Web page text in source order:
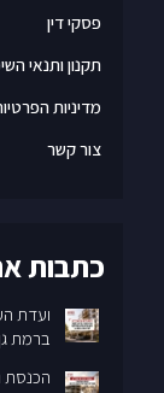
פסקי דין
תקנון ותנאי
מדיניות
צור קשר
כתבות
ברמת גן
הכנסת